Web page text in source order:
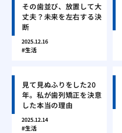
その歯並び、放置して大
丈夫？未来を左右する決
断
2025.12.16
生活
見て見ぬふりをした20
年。私が歯列矯正を決意
した本当の理由
2025.12.14
生活